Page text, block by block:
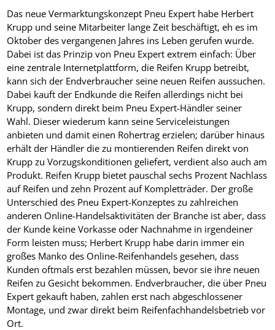
Das neue Vermarktungskonzept Pneu Expert habe Herbert
Krupp und seine Mitarbeiter lange Zeit beschäftigt, eh es im
Oktober des vergangenen Jahres ins Leben gerufen wurde.
Dabei ist das Prinzip von Pneu Expert extrem einfach: Über
eine zentrale Internetplattform, die Reifen Krupp betreibt,
kann sich der Endverbraucher seine neuen Reifen aussuchen.
Dabei kauft der Endkunde die Reifen allerdings nicht bei
Krupp, sondern direkt beim Pneu Expert-Händler seiner
Wahl. Dieser wiederum kann seine Serviceleistungen
anbieten und damit einen Rohertrag erzielen; darüber hinaus
erhält der Händler die zu montierenden Reifen direkt von
Krupp zu Vorzugskonditionen geliefert, verdient also auch am
Produkt. Reifen Krupp bietet pauschal sechs Prozent Nachlass
auf Reifen und zehn Prozent auf Kompletträder. Der große
Unterschied des Pneu Expert-Konzeptes zu zahlreichen
anderen Online-Handelsaktivitäten der Branche ist aber, dass
der Kunde keine Vorkasse oder Nachnahme in irgendeiner
Form leisten muss; Herbert Krupp habe darin immer ein
großes Manko des Online-Reifenhandels gesehen, dass
Kunden oftmals erst bezahlen müssen, bevor sie ihre neuen
Reifen zu Gesicht bekommen. Endverbraucher, die über Pneu
Expert gekauft haben, zahlen erst nach abgeschlossener
Montage, und zwar direkt beim Reifenfachhandelsbetrieb vor
Ort.